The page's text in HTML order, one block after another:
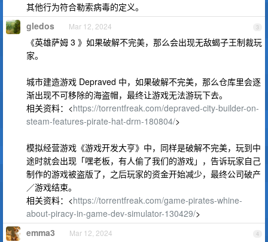
其他行为符合勒索病毒的定义。
3
gledos Mar 12, 2024
《英雄萨姆 3 》如果破解不完美，那么会出现无敌蝎子王制裁玩
家。
城市建造游戏 Depraved 中，如果破解不完美，那么仓库里会逐
渐出现不可移除的海盗帽，最终让游戏无法游玩下去。
相关资料：<https://torrentfreak.com/depraved-city-builder-on-
steam-features-pirate-hat-drm-180804/>
模拟经营游戏《游戏开发大亨》中，同样是破解不完美，玩到中
途时就会出现「嘿老板，有人偷了我们的游戏」，告诉玩家自己
制作的游戏被盗版了，之后玩家的资金开始减少，最终公司破产
／游戏结束。
相关资料：<https://torrentfreak.com/game-pirates-whine-
about-piracy-in-game-dev-simulator-130429/>
4
emma3 Mar 12, 2024